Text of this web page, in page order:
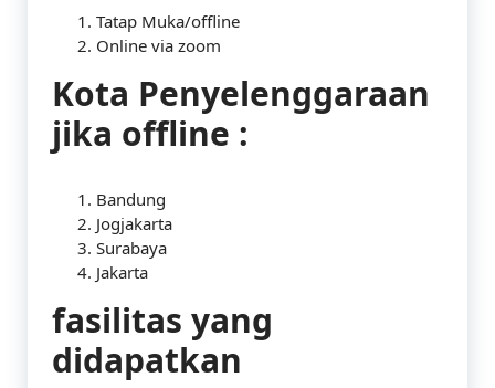
Tatap Muka/offline
Online via zoom
Kota Penyelenggaraan
jika offline :
Bandung
Jogjakarta
Surabaya
Jakarta
fasilitas yang
didapatkan